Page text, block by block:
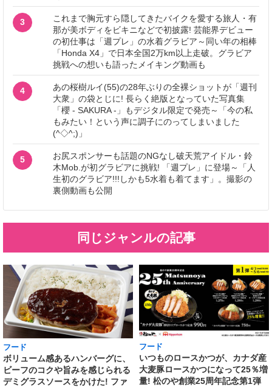
3
これまで胸元すら隠してきたバイクを愛する旅人・有
那が美ボディをビキニなどで初披露! 芸能界デビュー
の初仕事は「週プレ」の水着グラビア～同い年の相棒
「Honda X4」で日本全国2万km以上走破。グラビア
挑戦への想いも語ったメイキング動画も
4
あの桜樹ルイ(55)の28年ぶりの全裸ショットが「週刊
大衆」の袋とじに! 長らく絶版となっていた写真集
「櫻 - SAKURA -」もデジタル限定で発売～「今の私
もみたい！という声に調子にのってしまいました
(^◇^;)」
5
お尻スポンサーも話題のNGなし破天荒アイドル・鈴
木Mob.が初グラビアに挑戦! 「週プレ」に登場～「人
生初のグラビア!!!しかも5水着も着てます」。撮影の
裏側動画も公開
同じジャンルの記事
フード
ボリューム感あるハンバーグに、
ビーフのコクや旨みを感じられる
デミグラスソースをかけた! ファ
フード
いつものロースかつが、カナダ産
大麦豚ロースかつになって25％増
量! 松のや創業25周年記念第1弾